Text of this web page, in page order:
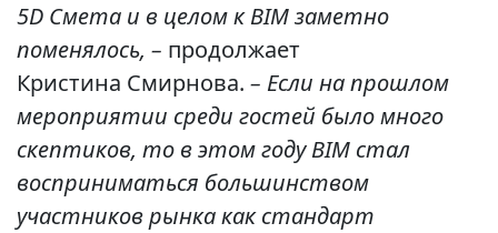
5D Смета и в целом к BIM заметно
поменялось, – продолжает
Кристина Смирнова. – Если на прошлом
мероприятии среди гостей было много
скептиков, то в этом году BIM стал
восприниматься большинством
участников рынка как стандарт